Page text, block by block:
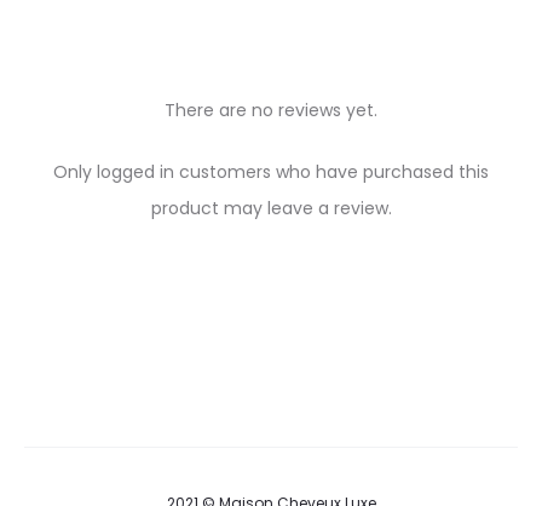
There are no reviews yet.
Only logged in customers who have purchased this
product may leave a review.